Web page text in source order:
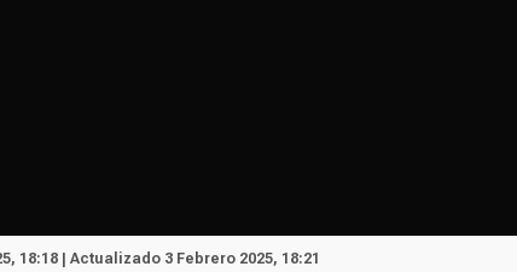
18:18 | Actualizado 3 Febrero 2025, 18:21